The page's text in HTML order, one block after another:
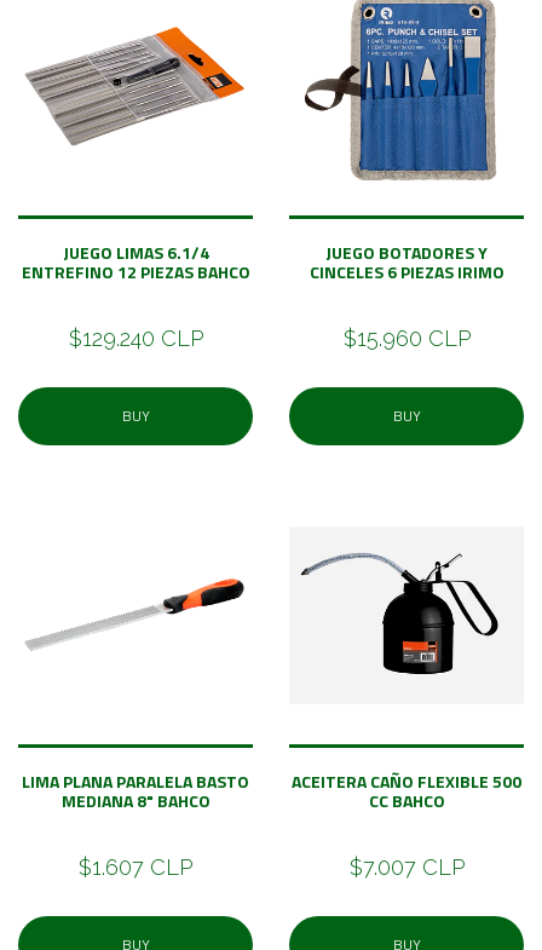
JUEGO LIMAS 6.1/4
ENTREFINO 12 PIEZAS BAHCO
$129.240 CLP
BUY
JUEGO BOTADORES Y
CINCELES 6 PIEZAS IRIMO
$15.960 CLP
BUY
LIMA PLANA PARALELA BASTO
MEDIANA 8" BAHCO
$1.607 CLP
BUY
ACEITERA CAÑO FLEXIBLE 500
CC BAHCO
$7.007 CLP
BUY